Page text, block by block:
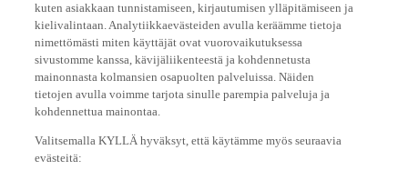
kuten asiakkaan tunnistamiseen, kirjautumisen ylläpitämiseen ja
kielivalintaan. Analytiikkaevästeiden avulla keräämme tietoja
nimettömästi miten käyttäjät ovat vuorovaikutuksessa
sivustomme kanssa, kävijäliikenteestä ja kohdennetusta
mainonnasta kolmansien osapuolten palveluissa. Näiden
tietojen avulla voimme tarjota sinulle parempia palveluja ja
kohdennettua mainontaa.
Valitsemalla KYLLÄ hyväksyt, että käytämme myös seuraavia
evästeitä: